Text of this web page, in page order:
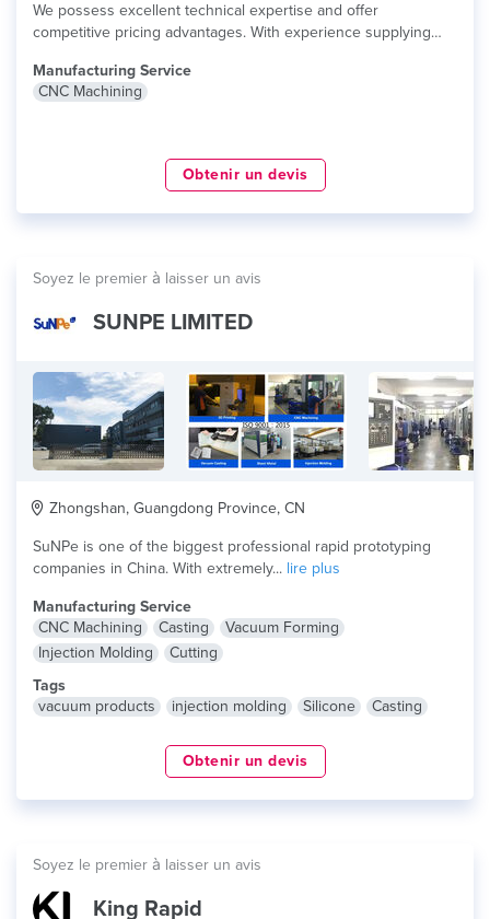
We possess excellent technical expertise and offer
competitive pricing advantages. With experience supplying
Manufacturing Service
CNC Machining
Obtenir un devis
Soyez le premier à laisser un avis
SUNPE LIMITED
Zhongshan, Guangdong Province, CN
SuNPe is one of the biggest professional rapid prototyping
companies in China. With extremely... lire plus
Manufacturing Service
CNC Machining
Casting
Vacuum Forming
Injection Molding
Cutting
Tags
vacuum products
injection molding Silicone Casting
Obtenir un devis
Soyez le premier à laisser un avis
King Rapid